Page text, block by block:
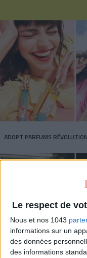
Le respect de
Nous et nos 1043
informations sur un
des données
des informations
ADOPT PARFUMS